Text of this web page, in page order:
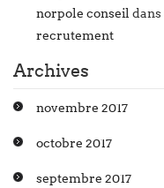
norpole conseil dans
recrutement
Archives
novembre 2017
octobre 2017
septembre 2017